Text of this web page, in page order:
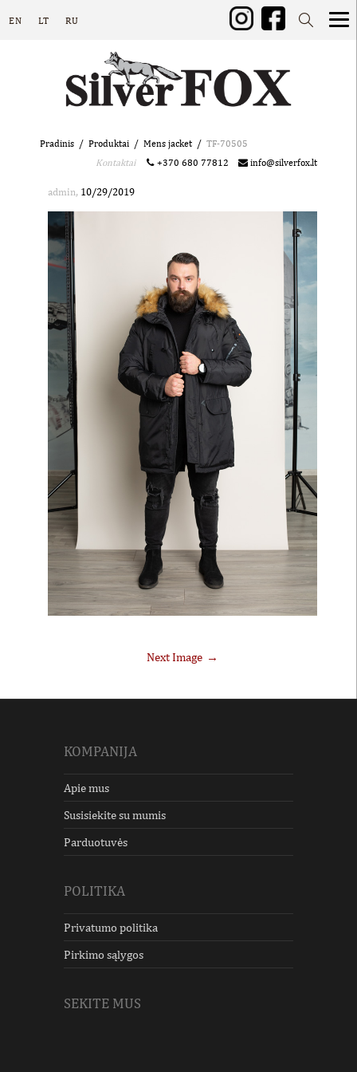
EN LT RU
Pradinis Produktai Mens jacket
TF-70505
Kontaktai
+370 680 77812 info@silverfox.lt
admin, 10/29/2019
Next Image
KOMPANIJA
Apie mus
Susisiekite su mumis
Parduotuvės
POLITIKA
Privatumo politika
Pirkimo sąlygos
SEKITE MUS